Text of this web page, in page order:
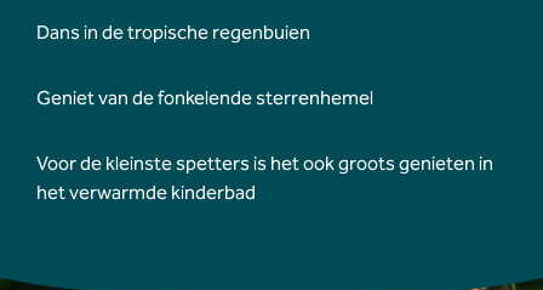
Dans in de tropische regenbuien
Geniet van de fonkelende sterrenhemel
Voor de kleinste spetters is het ook groots genieten in
het verwarmde kinderbad